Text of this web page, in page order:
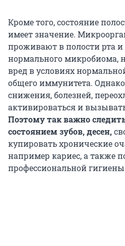
Кроме того, состояние
имеет значение.
проживают в полости рта и
нормального микробиома,
вред в условиях
общего иммунитета.
снижения, болезней,
активироваться и
Поэтому так важно
состоянием зубов, десен,
купировать хронические
например кариес, а также
профессиональной гигиены